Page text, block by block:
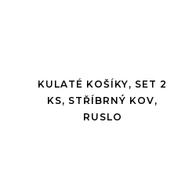
KULATÉ KOŠÍKY, SET 2
KS, STŘÍBRNÝ KOV,
RUSLO